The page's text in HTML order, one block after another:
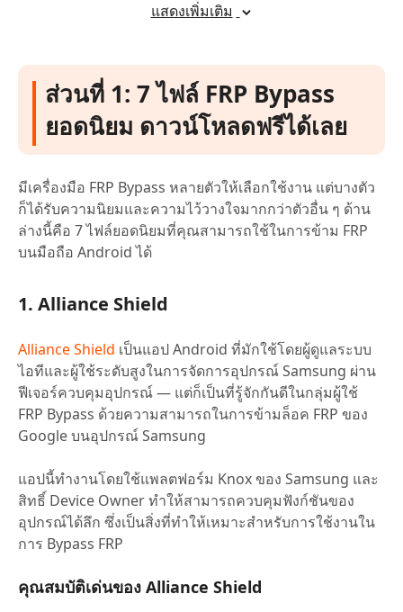
แสดงเพิ่มเติม
ส่วนที่ 1: 7 ไฟล์ FRP Bypass
ยอดนิยม ดาวน์โหลดฟรีได้เลย
มีเครื่องมือ FRP Bypass หลายตัวให้เลือกใช้งาน แต่บางตัว
ก็ได้รับความนิยมและความไว้วางใจมากกว่าตัวอื่น ๆ ด้าน
ล่างนี้คือ 7 ไฟล์ยอดนิยมที่คุณสามารถใช้ในการข้าม FRP
บนมือถือ Android ได้
1. Alliance Shield
Alliance Shield เป็นแอป Android ที่มักใช้โดยผู้ดูแลระบบ
ไอทีและผู้ใช้ระดับสูงในการจัดการอุปกรณ์ Samsung ผ่าน
ฟีเจอร์ควบคุมอุปกรณ์ — แต่ก็เป็นที่รู้จักกันดีในกลุ่มผู้ใช้
FRP Bypass ด้วยความสามารถในการข้ามล็อค FRP ของ
Google บนอุปกรณ์ Samsung
แอปนี้ทำงานโดยใช้แพลตฟอร์ม Knox ของ Samsung และ
สิทธิ์ Device Owner ทำให้สามารถควบคุมฟังก์ชันของ
อุปกรณ์ได้ลึก ซึ่งเป็นสิ่งที่ทำให้เหมาะสำหรับการใช้งานใน
การ Bypass FRP
คุณสมบัติเด่นของ Alliance Shield